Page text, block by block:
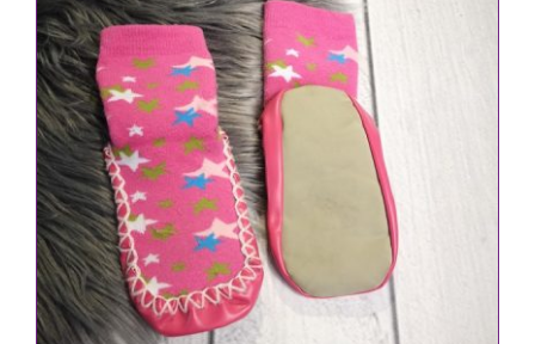
IN DEN WARENKORB / DETAILS